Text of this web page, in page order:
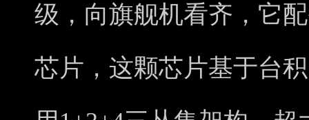
级，向旗舰机看齐，它
芯片，这颗芯片基于台